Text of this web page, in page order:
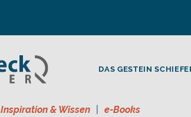
DAS GESTEIN
Inspiration & Wissen e-Books